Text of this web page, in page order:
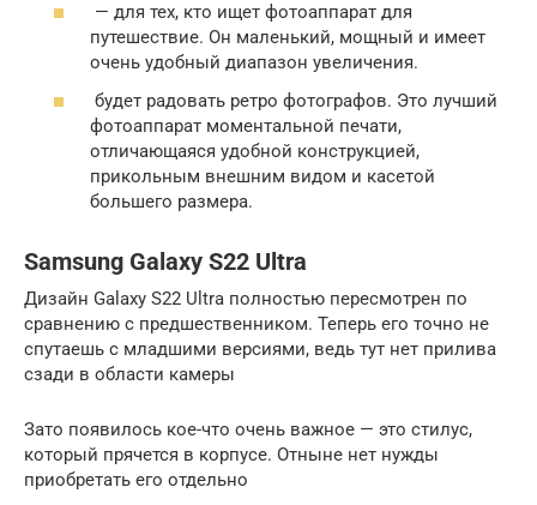
— для тех, кто ищет фотоаппарат для
путешествие. Он маленький, мощный и имеет
очень удобный диапазон увеличения.
будет радовать ретро фотографов. Это лучший
фотоаппарат моментальной печати,
отличающаяся удобной конструкцией,
прикольным внешним видом и касетой
большего размера.
Samsung Galaxy S22 Ultra
Дизайн Galaxy S22 Ultra полностью пересмотрен по
сравнению с предшественником. Теперь его точно не
спутаешь с младшими версиями, ведь тут нет прилива
сзади в области камеры
Зато появилось кое-что очень важное — это стилус,
который прячется в корпусе. Отныне нет нужды
приобретать его отдельно